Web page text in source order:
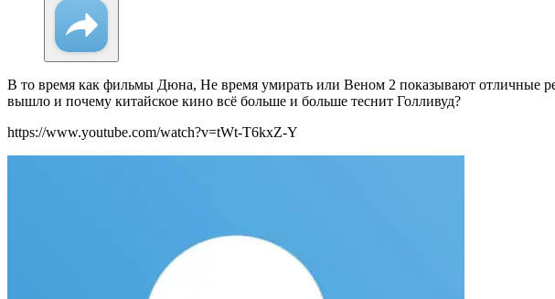
В то время как фильмы Дюна, Не время умирать или Веном 2 показывают отличные
вышло и почему китайское кино всё больше и больше теснит Голливуд?
https://www.youtube.com/watch?v=tWt-T6kxZ-Y